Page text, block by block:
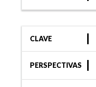
CLAVE
PERSPECTIVAS